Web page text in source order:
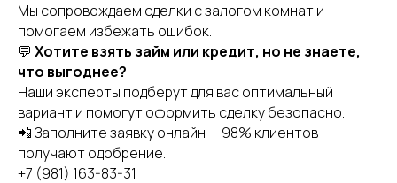
Мы сопровождаем сделки с залогом комнат и
помогаем избежать ошибок.
💬 Хотите взять займ или кредит, но не знаете,
что выгоднее?
Наши эксперты подберут для вас оптимальный
вариант и помогут оформить сделку безопасно.
📲 Заполните заявку онлайн — 98% клиентов
получают одобрение.
+7 (981) 163-83-31